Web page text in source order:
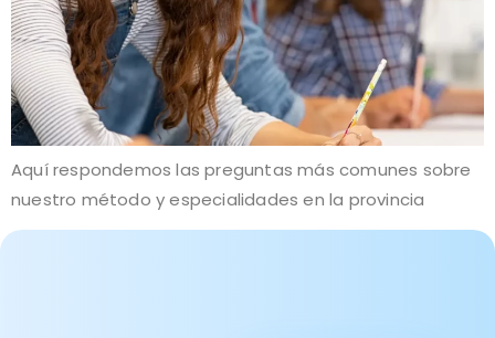
Aquí respondemos las preguntas más comunes sobre
nuestro método y especialidades en la provincia